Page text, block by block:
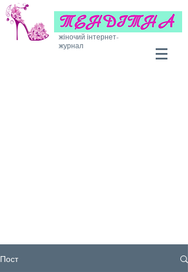
жіночий інтернет-
журнал
Пост